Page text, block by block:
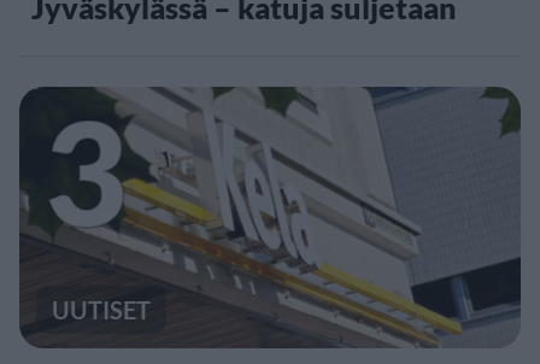
Jyväskylässä – katuja suljetaan
3
UUTISET